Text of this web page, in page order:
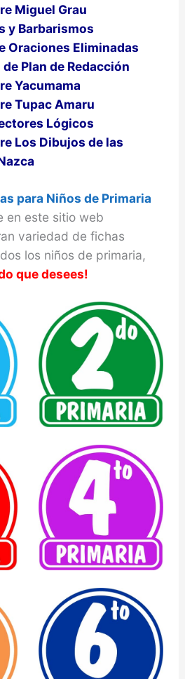
Miguel Grau
y Barbarismos
Oraciones Eliminadas
Plan de Redacción
Yacumama
Tupac Amaru
Lógicos
Los Dibujos de las
para Niños de Primaria
en este sitio web
variedad de fichas
los niños de primaria,
que desees!